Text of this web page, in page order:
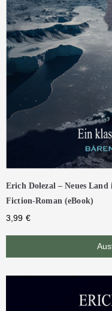
Erich Dolezal – Neues
Fiction-Roman (eBook)
3,99 €